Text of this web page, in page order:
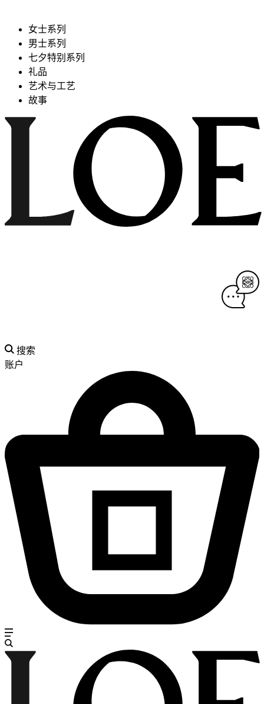
女士系列
男士系列
七夕特别系列
礼品
艺术与工艺
故事
搜索
账户